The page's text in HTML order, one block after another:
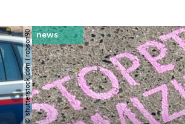
© shutterstock.com | robson90